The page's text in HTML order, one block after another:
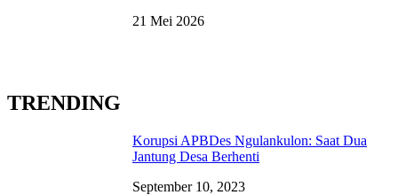
21 Mei 2026
TRENDING
Korupsi APBDes Ngulankulon: Saat Dua
Jantung Desa Berhenti
September 10, 2023